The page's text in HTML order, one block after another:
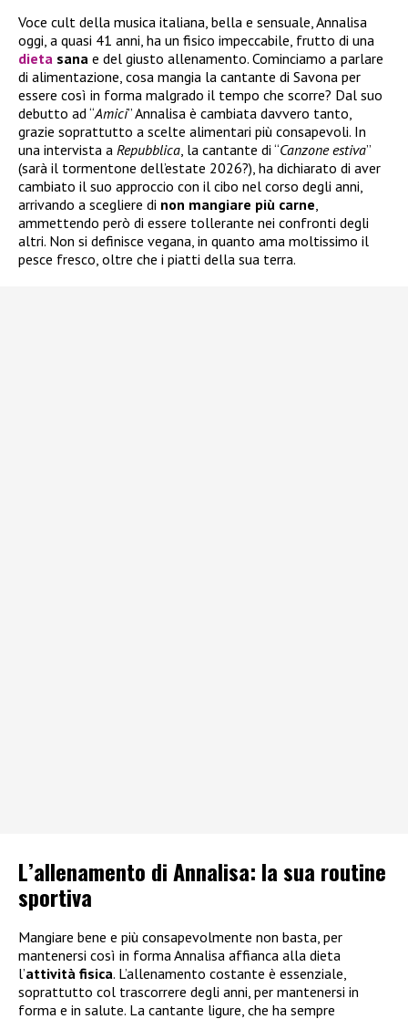
Voce cult della musica italiana, bella e sensuale, Annalisa
oggi, a quasi 41 anni, ha un fisico impeccabile, frutto di una
dieta sana e del giusto allenamento. Cominciamo a parlare
di alimentazione, cosa mangia la cantante di Savona per
essere così in forma malgrado il tempo che scorre? Dal suo
debutto ad “Amici” Annalisa è cambiata davvero tanto,
grazie soprattutto a scelte alimentari più consapevoli. In
una intervista a Repubblica, la cantante di “Canzone estiva”
(sarà il tormentone dell’estate 2026?), ha dichiarato di aver
cambiato il suo approccio con il cibo nel corso degli anni,
arrivando a scegliere di non mangiare più carne,
ammettendo però di essere tollerante nei confronti degli
altri. Non si definisce vegana, in quanto ama moltissimo il
pesce fresco, oltre che i piatti della sua terra.
L’allenamento di Annalisa: la sua routine
sportiva
Mangiare bene e più consapevolmente non basta, per
mantenersi così in forma Annalisa affianca alla dieta
l’attività fisica. L’allenamento costante è essenziale,
soprattutto col trascorrere degli anni, per mantenersi in
forma e in salute. La cantante ligure, che ha sempre